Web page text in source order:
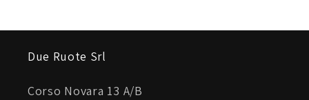
Due Ruote Srl
Corso Novara 13 A/B